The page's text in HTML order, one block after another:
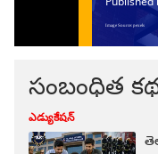
సంబంధిత
ఎడ్యుకేషన్